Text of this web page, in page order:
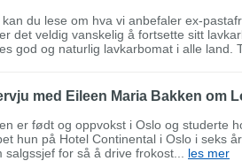
kan du lese om hva vi anbefaler ex-
det veldig vanskelig å fortsette sitt
god og naturlig lavkarbomat i alle land.
med Eileen Maria Bakken om
er født og oppvokst i Oslo og studerte
hun på Hotel Continental i Oslo i seks
salgssjef for så å drive frokost... les mer